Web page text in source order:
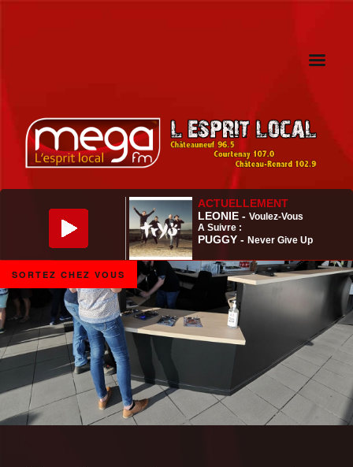
SORTEZ CHEZ VOUS